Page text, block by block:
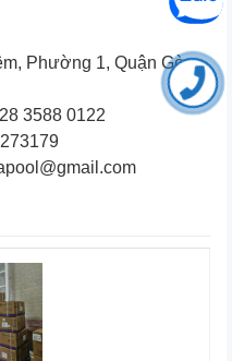
Phường 1, Quận Gò
3588 0122